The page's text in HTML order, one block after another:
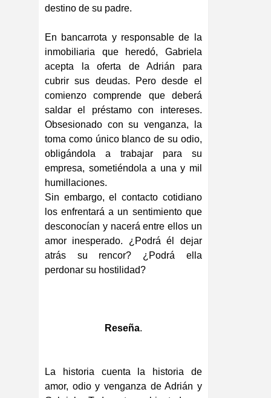
destino de su padre.
En bancarrota y responsable de la
inmobiliaria que heredó, Gabriela
acepta la oferta de Adrián para
cubrir sus deudas. Pero desde el
comienzo comprende que deberá
saldar el préstamo con intereses.
Obsesionado con su venganza, la
toma como único blanco de su odio,
obligándola a trabajar para su
empresa, sometiéndola a una y mil
humillaciones.
Sin embargo, el contacto cotidiano
los enfrentará a un sentimiento que
desconocían y nacerá entre ellos un
amor inesperado. ¿Podrá él dejar
atrás su rencor? ¿Podrá ella
perdonar su hostilidad?
Reseña.
La historia cuenta la historia de
amor, odio y venganza de Adrián y